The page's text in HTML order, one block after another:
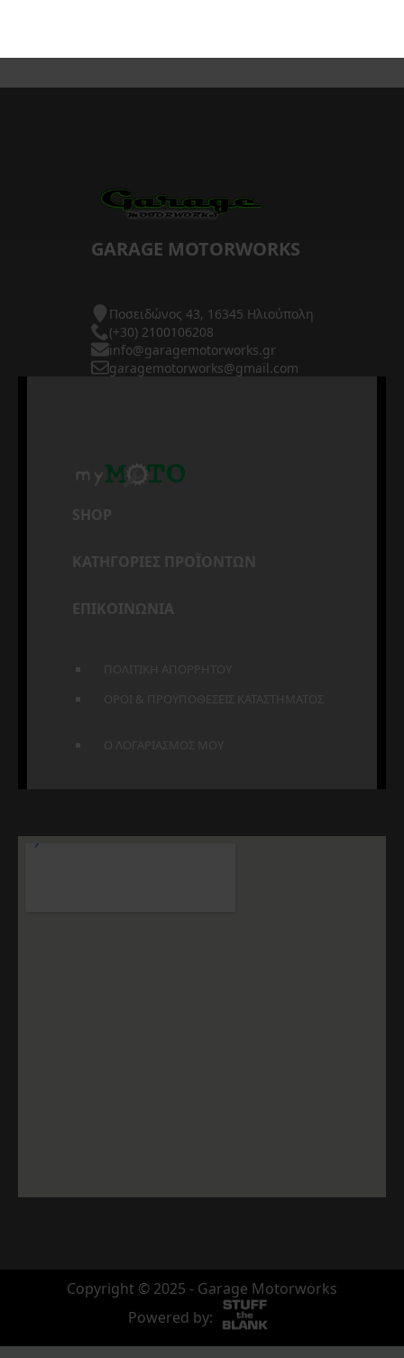
GARAGE MOTORWORKS
Ποσειδώνος 43, 16345 Ηλιούπολη
(+30) 2100106208
info@garagemotorworks.gr
garagemotorworks@gmail.com
SHOP
ΚΑΤΗΓΟΡΙΕΣ ΠΡΟΪΟΝΤΩΝ
ΕΠΙΚΟΙΝΩΝΙΑ
ΠΟΛΙΤΙΚΗ ΑΠΟΡΡΗΤΟΥ
ΟΡΟΙ & ΠΡΟΫΠΟΘΕΣΕΙΣ ΚΑΤΑΣΤΗΜΑΤΟΣ
Ο ΛΟΓΑΡΙΑΣΜΟΣ ΜΟΥ
Copyright © 2025 - Garage Motorworks
Powered by: